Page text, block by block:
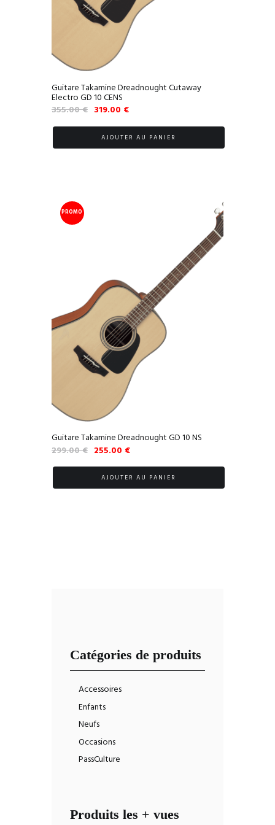
Guitare Takamine Dreadnought Cutaway
Electro GD 10 CENS
355.00€ Le
initial
était :
319.00 €Le
actuel
est :
AJOUTER AU PANIER
PROMO
Guitare Takamine Dreadnought GD 10 NS
299.00€ Le
prix
initial
était :
255.00 €Le
prix
actuel
est :
AJOUTER AU PANIER
Catégories de produits
Accessoires
Enfants
Neufs
Occasions
PassCulture
Produits les + vues